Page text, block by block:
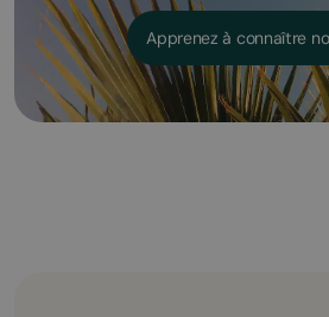
Apprenez à connaître